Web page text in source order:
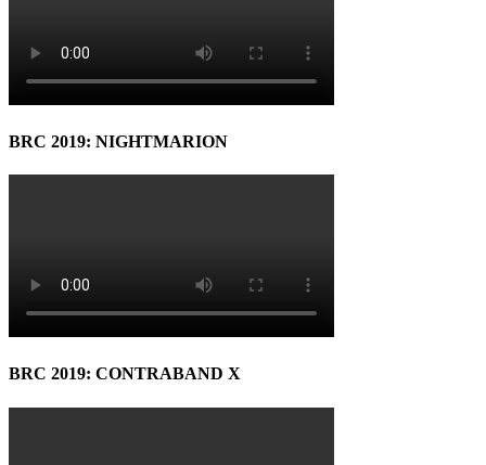
BRC 2019: NIGHTMARION
BRC 2019: CONTRABAND X